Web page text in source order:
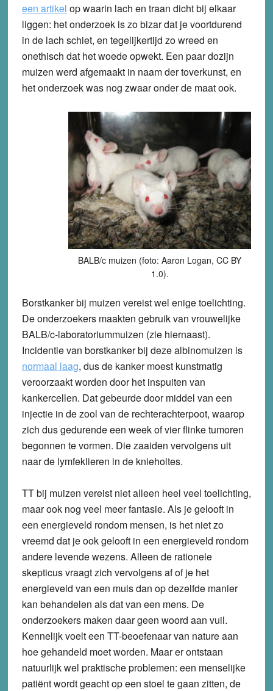
een artikel op waarin lach en traan dicht bij elkaar
liggen: het onderzoek is zo bizar dat je voortdurend
in de lach schiet, en tegelijkertijd zo wreed en
onethisch dat het woede opwekt. Een paar dozijn
muizen werd afgemaakt in naam der toverkunst, en
het onderzoek was nog zwaar onder de maat ook.
BALB/c muizen (foto: Aaron Logan, CC BY
1.0).
Borstkanker bij muizen vereist wel enige toelichting.
De onderzoekers maakten gebruik van vrouwelijke
BALB/c-laboratoriummuizen (zie hiernaast).
Incidentie van borstkanker bij deze albinomuizen is
normaal laag, dus de kanker moest kunstmatig
veroorzaakt worden door het inspuiten van
kankercellen. Dat gebeurde door middel van een
injectie in de zool van de rechterachterpoot, waarop
zich dus gedurende een week of vier flinke tumoren
begonnen te vormen. Die zaaiden vervolgens uit
naar de lymfeklieren in de knieholtes.
TT bij muizen vereist niet alleen heel veel toelichting,
maar ook nog veel meer fantasie. Als je gelooft in
een energieveld rondom mensen, is het niet zo
vreemd dat je ook gelooft in een energieveld rondom
andere levende wezens. Alleen de rationele
skepticus vraagt zich vervolgens af of je het
energieveld van een muis dan op dezelfde manier
kan behandelen als dat van een mens. De
onderzoekers maken daar geen woord aan vuil.
Kennelijk voelt een TT-beoefenaar van nature aan
hoe gehandeld moet worden. Maar er ontstaan
natuurlijk wel praktische problemen: een menselijke
patiënt wordt geacht op een stoel te gaan zitten, de